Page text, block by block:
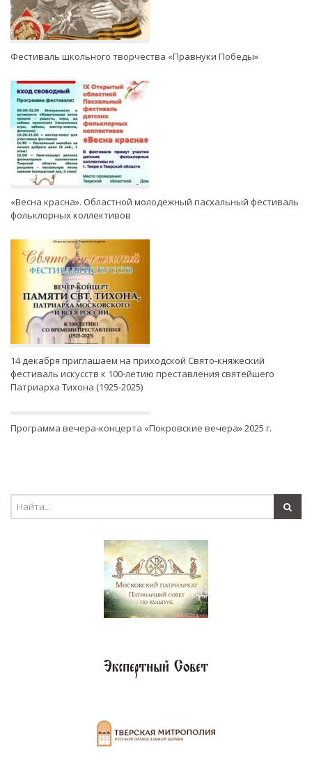
Фестиваль школьного творчества «Правнуки Победы»
«Весна красна». Областной молодежный пасхальный фестиваль
фольклорных коллективов
14 декабря приглашаем на приходской Свято-княжеский
фестиваль искусств к 100-летию преставления святейшего
Патриарха Тихона (1925-2025)
Программа вечера-концерта «Покровские вечера» 2025 г.